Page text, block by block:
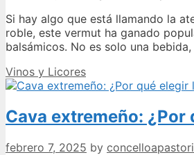
Si hay algo que está llamando la
roble, este vermut ha ganado
balsámicos. No es solo una
Categories
Vinos y Licores
Cava extremeño:
febrero 7, 2025 by